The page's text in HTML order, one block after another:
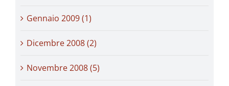
Gennaio 2009 (1)
Dicembre 2008 (2)
Novembre 2008 (5)